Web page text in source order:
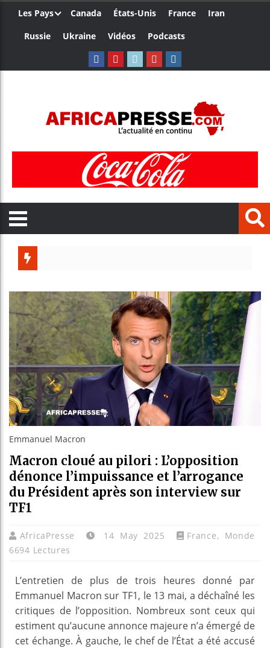
Les Pays Canada États-Unis France
Iran
Russie
Ukraine Vidéos Podcasts
Bénin :
Aliko
Emmanuel Macron
Macron cloué au pilori : L’opposition
dénonce l’impuissance et l’arrogance
du Président après son interview sur
TF1
AfricaPresse 14 May 2025 France, Monde
6694 Lectures
L’entretien de plus de trois heures donné par
Emmanuel Macron sur TF1, le 13 mai, a déchaîné les
critiques de l’opposition. Nombreux sont ceux qui
estiment qu’aucune annonce majeure n’a émergé de
cet échange. À gauche, le chef de l’État a été accusé